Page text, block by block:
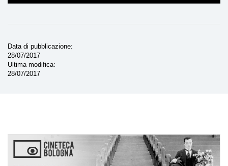
Data di pubblicazione
28/07/2017
Ultima modifica
28/07/2017